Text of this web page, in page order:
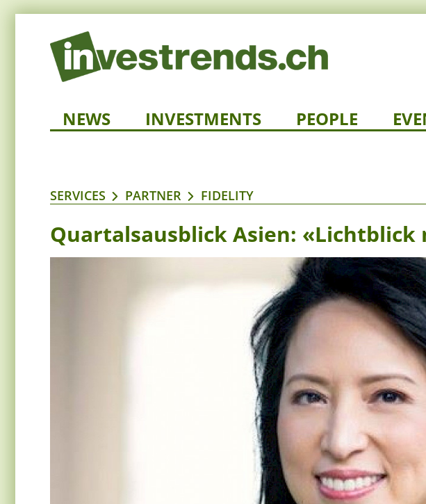
NEWS INVESTMENTS PEOPLE
SERVICES PARTNER FIDELITY
Quartalsausblick Asien: «Lichtblick